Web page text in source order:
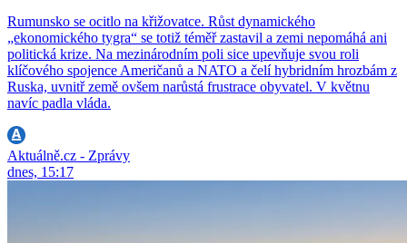
Rumunsko se ocitlo na křižovatce. Růst dynamického
„ekonomického tygra“ se totiž téměř zastavil a zemi nepomáhá ani
politická krize. Na mezinárodním poli sice upevňuje svou roli
klíčového spojence Američanů a NATO a čelí hybridním hrozbám z
Ruska, uvnitř země ovšem narůstá frustrace obyvatel. V květnu
navíc padla vláda.
Aktuálně.cz - Zprávy
dnes, 15:17